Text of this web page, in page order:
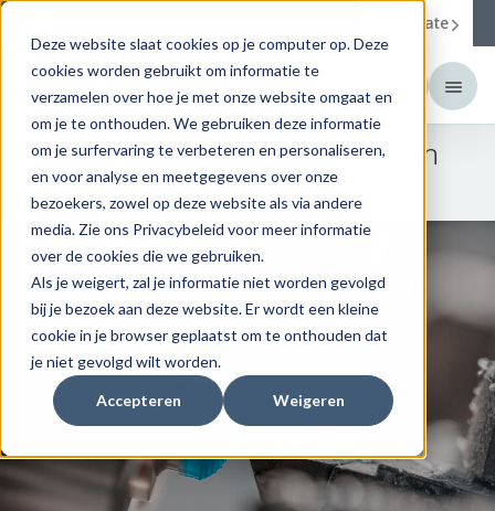
Deze website slaat cookies op je computer op. Deze
cookies worden gebruikt om informatie te
verzamelen over hoe je met onze website omgaat en
om je te onthouden. We gebruiken deze informatie
om je surfervaring te verbeteren en personaliseren,
en voor analyse en meetgegevens over onze
bezoekers, zowel op deze website als via andere
media. Zie ons Privacybeleid voor meer informatie
over de cookies die we gebruiken.
Als je weigert, zal je informatie niet worden gevolgd
bij je bezoek aan deze website. Er wordt een kleine
cookie in je browser geplaatst om te onthouden dat
je niet gevolgd wilt worden.
Accepteren Weigeren
Corporate
Materialen van harde lenzen